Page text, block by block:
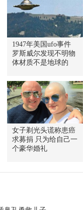
1947年美国ufo事件
罗斯威尔发现不明物
体材质不是地球的
女子剃光头谎称患癌
求募捐 只为给自己一
个豪华婚礼